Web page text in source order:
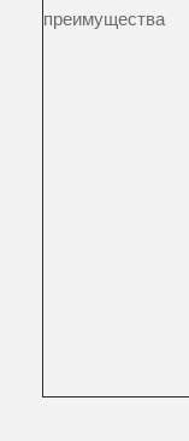
преимущества